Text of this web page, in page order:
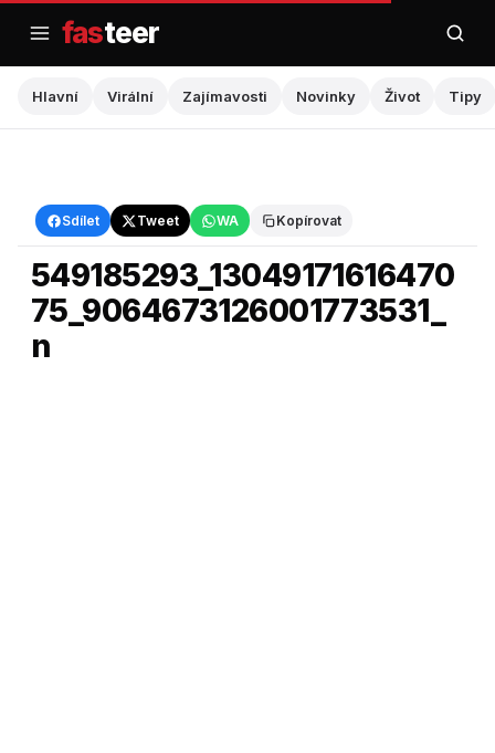
obsah
fasteer
Hlavní Virální Zajímavosti Novinky Život Tipy
Sdílet Tweet WA Kopírovat
Hlavní
549185293_13049171616470
75_9064673126001773531_
n